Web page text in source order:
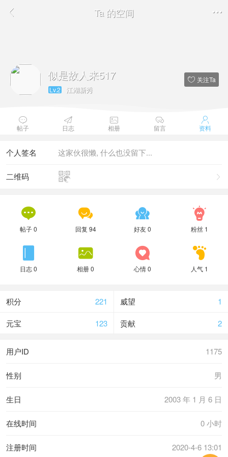
 Ta 的空间 
 关注Ta
似是故人来517
Lv.2 江湖新秀

帖子

日志

相册

留言

资料
这家伙很懒, 什么也没留下...
个人签名


二维码

帖子 0

回复 94

好友 0

粉丝 1

日志 0

相册 0

心情 0

人气 1
221
积分 1
威望
123
元宝 2
贡献
1175
用户ID
男
性别
2003 年 1 月 6 日
生日
0 小时
在线时间
2020-4-6 13:01
注册时间